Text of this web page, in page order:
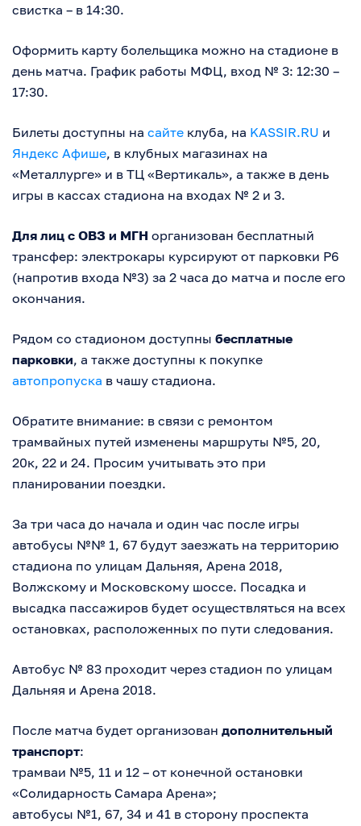
свистка – в 14:30.
Оформить карту болельщика можно на стадионе в
день матча. График работы МФЦ, вход № 3: 12:30 –
17:30.
Билеты доступны на сайте клуба, на KASSIR.RU и
Яндекс Афише, в клубных магазинах на
«Металлурге» и в ТЦ «Вертикаль», а также в день
игры в кассах стадиона на входах № 2 и 3.
Для лиц с ОВЗ и МГН организован бесплатный
трансфер: электрокары курсируют от парковки P6
(напротив входа №3) за 2 часа до матча и после его
окончания.
Рядом со стадионом доступны бесплатные
парковки, а также доступны к покупке
автопропуска в чашу стадиона.
Обратите внимание: в связи с ремонтом
трамвайных путей изменены маршруты №5, 20,
20к, 22 и 24. Просим учитывать это при
планировании поездки.
За три часа до начала и один час после игры
автобусы №№ 1, 67 будут заезжать на территорию
стадиона по улицам Дальняя, Арена 2018,
Волжскому и Московскому шоссе. Посадка и
высадка пассажиров будет осуществляться на всех
остановках, расположенных по пути следования.
Автобус № 83 проходит через стадион по улицам
Дальняя и Арена 2018.
После матча будет организован дополнительный
транспорт:
трамваи №5, 11 и 12 – от конечной остановки
«Солидарность Самара Арена»;
автобусы №1, 67, 34 и 41 в сторону проспекта